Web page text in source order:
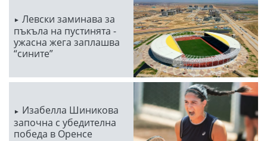
Левски заминава за
пъкъла на пустинята -
ужасна жега заплашва
“сините”
Изабелла Шиникова
започна с убедителна
победа в Оренсе